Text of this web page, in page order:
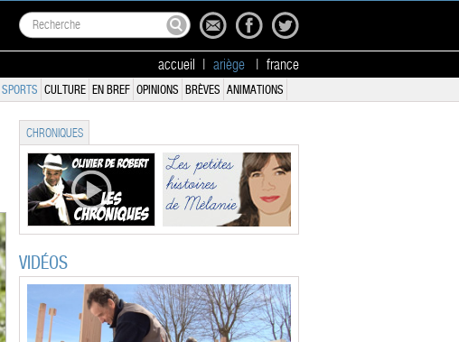
accueil ariège france
SPORTS CULTURE EN BREF OPINIONS BRÈVES ANIMATIONS
CHRONIQUES
VIDÉOS